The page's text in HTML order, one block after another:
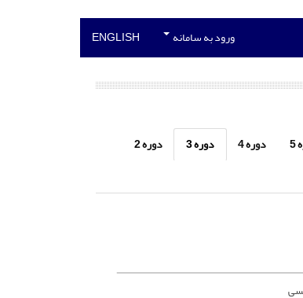
ورود به سامانه ENGLISH
دوره 4 دوره 3
دوره 2